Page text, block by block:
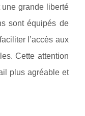
grande liberté
sont équipés de
l’accès aux
Cette attention
plus agréable et